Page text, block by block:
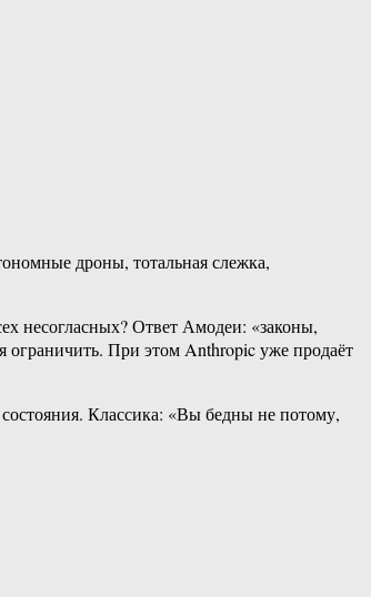
дроны, тотальная слежка,
несогласных? Ответ Амодеи: «законы,
При этом Anthropic уже продаёт
Классика: «Вы бедны не потому,